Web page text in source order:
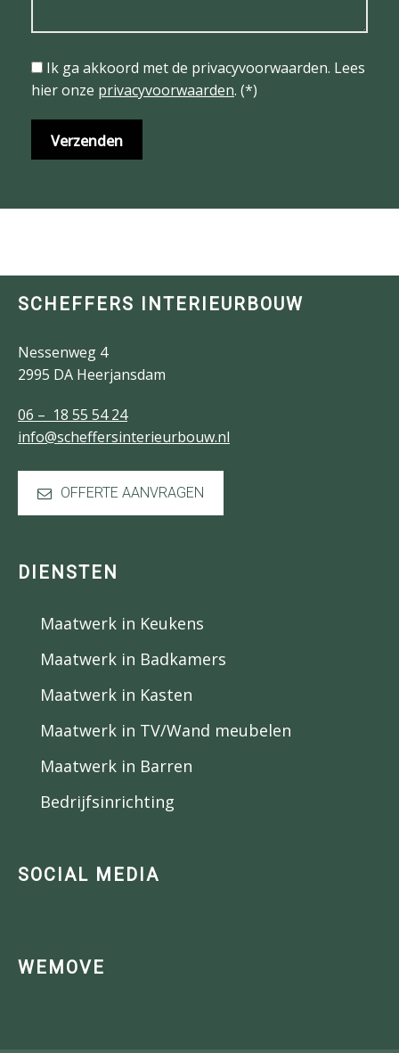
Ik ga akkoord met de privacyvoorwaarden. Lees
hier onze privacyvoorwaarden. (*)
SCHEFFERS INTERIEURBOUW
Nessenweg 4
2995 DA Heerjansdam
06 – 18 55 54 24
info@scheffersinterieurbouw.nl
OFFERTE AANVRAGEN
DIENSTEN
Maatwerk in Keukens
Maatwerk in Badkamers
Maatwerk in Kasten
Maatwerk in TV/Wand meubelen
Maatwerk in Barren
Bedrijfsinrichting
SOCIAL MEDIA
WEMOVE